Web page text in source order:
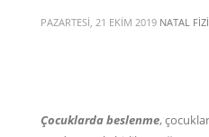
PAZARTESI, 21 EKIM 2019 NATAL
Çocuklarda beslenme,